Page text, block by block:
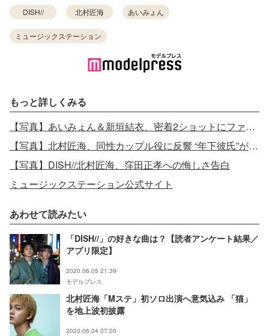
DISH// 北村匠海 あいみょん
ミュージックステーション
もっと詳しくみる
【写真】あいみょん＆新垣結衣、密着2ショットにファン歓喜「激レア」
【写真】北村匠海、同性カップル役に反響 “年下彼氏”が「あざと可愛すぎる」
【写真】DISH//北村匠海、窪田正孝への悔しさ告白
ミュージックステーション公式サイト
あわせて読みたい
「DISH//」の好きな曲は？【読者アンケート結果／
アプリ限定】
2020.06.05 21:39
モデルプレス
北村匠海「Mステ」初ソロ出演へ意気込み 「猫」
を地上波初披露
2020.06.04 07:00